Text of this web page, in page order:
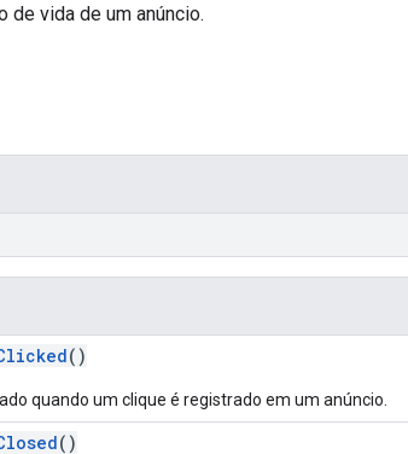
de vida de um anúncio.
()
quando um clique é registrado em um anúncio.
()